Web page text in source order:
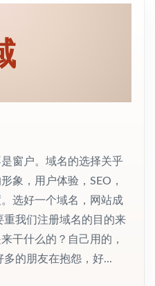
窗户。域名的选择关乎
象，用户体验，SEO，
选好一个域名，网站成
我们注册域名的目的来
干什么的？自己用的，
的朋友在抱怨，好...